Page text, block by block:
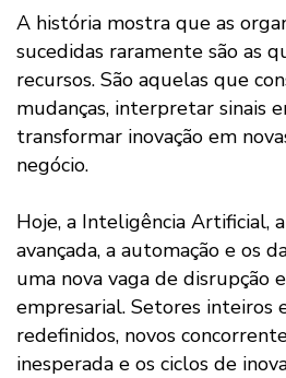
A história mostra que as
sucedidas raramente são as
recursos. São aquelas que
mudanças, interpretar sinais
transformar inovação em
negócio.
Hoje, a Inteligência Artificial,
avançada, a automação e os
uma nova vaga de disrupção
empresarial. Setores inteiros
redefinidos, novos
inesperada e os ciclos de